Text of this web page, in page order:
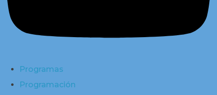
Programas
Programación